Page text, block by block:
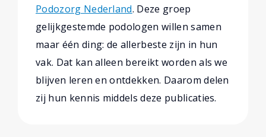
Podozorg Nederland. Deze groep
gelijkgestemde podologen willen samen
maar één ding: de allerbeste zijn in hun
vak. Dat kan alleen bereikt worden als we
blijven leren en ontdekken. Daarom delen
zij hun kennis middels deze publicaties.